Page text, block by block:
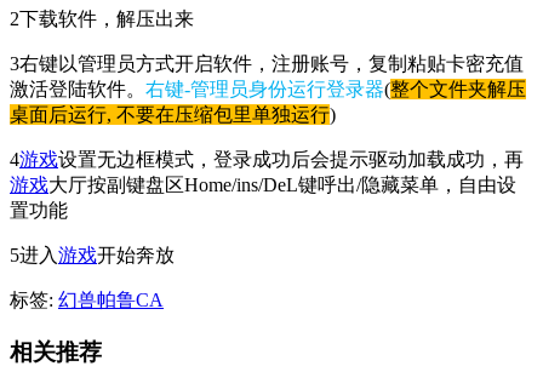
2下载软件，解压出来
3右键以管理员方式开启软件，注册账号，复制粘贴卡密充值
激活登陆软件。 右键-管理员身份运行登录器(整个文件夹解压
桌面后运行, 不要在压缩包里单独运行)
4游戏设置无边框模式，登录成功后会提示驱动加载成功，再
游戏大厅按副键盘区Home/ins/DeL键呼出/隐藏菜单，自由设
置功能
5进入游戏开始奔放
标签: 幻兽帕鲁CA
相关推荐